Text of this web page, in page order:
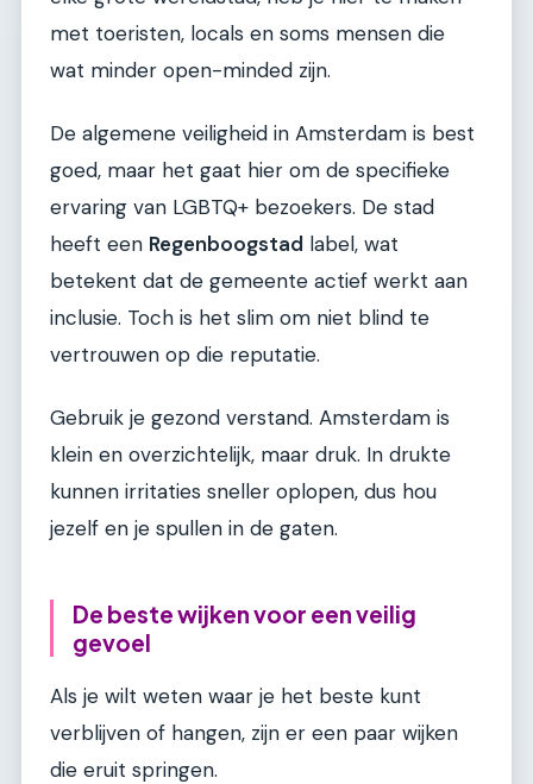
met toeristen, locals en soms mensen die
wat minder open-minded zijn.
De algemene veiligheid in Amsterdam is best
goed, maar het gaat hier om de specifieke
ervaring van LGBTQ+ bezoekers. De stad
heeft een Regenboogstad label, wat
betekent dat de gemeente actief werkt aan
inclusie. Toch is het slim om niet blind te
vertrouwen op die reputatie.
Gebruik je gezond verstand. Amsterdam is
klein en overzichtelijk, maar druk. In drukte
kunnen irritaties sneller oplopen, dus hou
jezelf en je spullen in de gaten.
De beste wijken voor een veilig
gevoel
Als je wilt weten waar je het beste kunt
verblijven of hangen, zijn er een paar wijken
die eruit springen.